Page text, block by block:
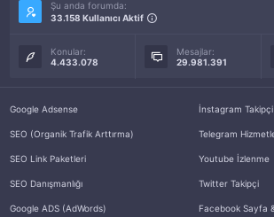
Şu anda forumda:
33.158 Kullanıcı Aktif
Konular:
4.433.078
Mesajlar:
29.981.391
Google Adsense
SEO (Organik Trafik Arttırma)
SEO Link Paketleri
SEO Danışmanlığı
Google ADS (AdWords)
İnstagram Takipçi
Telegram
Youtube İzlenme
Twitter Takipçi
Facebook Sayfa